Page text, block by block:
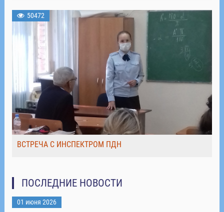
50472
ВСТРЕЧА С ИНСПЕКТРОМ ПДН
ПОСЛЕДНИЕ НОВОСТИ
01 июня 2026